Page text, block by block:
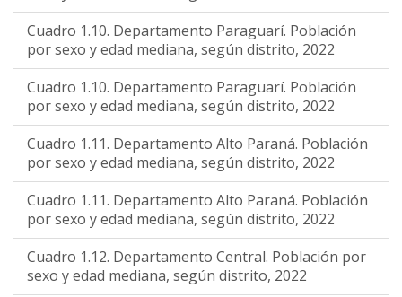
Cuadro 1.10. Departamento Paraguarí. Población
por sexo y edad mediana, según distrito, 2022
Cuadro 1.10. Departamento Paraguarí. Población
por sexo y edad mediana, según distrito, 2022
Cuadro 1.11. Departamento Alto Paraná. Población
por sexo y edad mediana, según distrito, 2022
Cuadro 1.11. Departamento Alto Paraná. Población
por sexo y edad mediana, según distrito, 2022
Cuadro 1.12. Departamento Central. Población por
sexo y edad mediana, según distrito, 2022